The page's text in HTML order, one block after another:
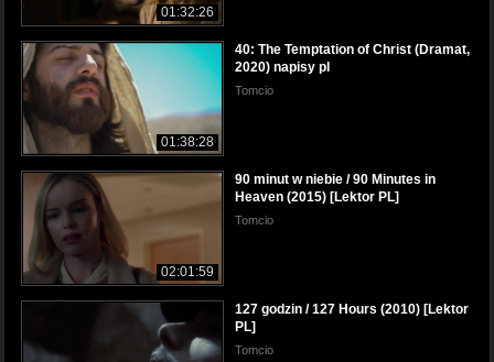
01:32:26
01:38:28
40: The Temptation of Christ (Dramat,
2020) napisy pl
Tomcio
02:01:59
90 minut w niebie / 90 Minutes in
Heaven (2015) [Lektor PL]
Tomcio
127 godzin / 127 Hours (2010) [Lektor
PL]
Tomcio